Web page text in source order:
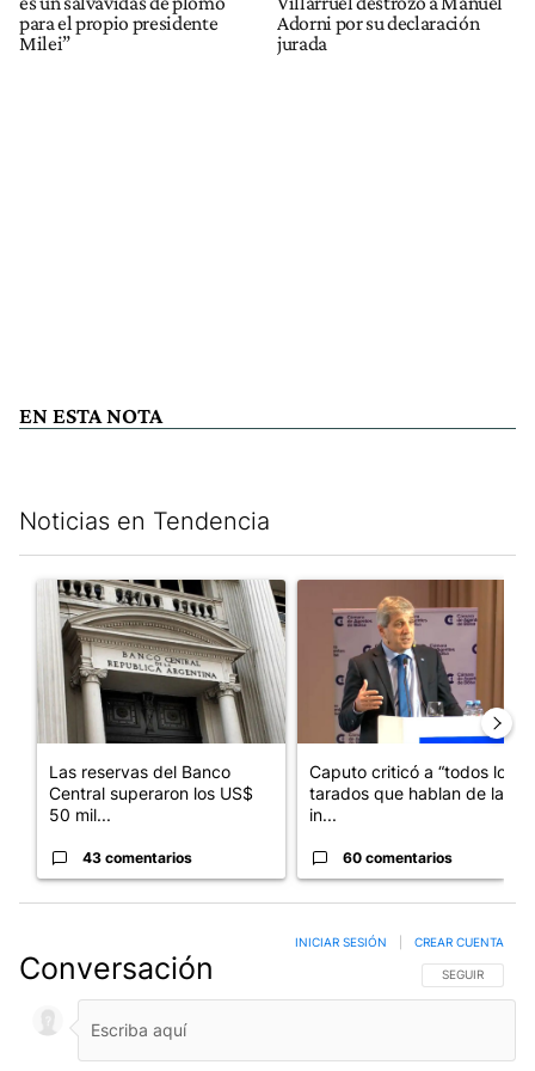
para el propio presidente
Milei”
Adorni por su declaración
jurada
EN ESTA NOTA
Noticias en Tendencia
Un artículo de tendencia con el título "Las reservas del Banco
Las reservas del Banco
Central superaron los US$
50 mil...
43 comentarios
Caputo criticó a “todos los
tarados que hablan de la
in...
60 comentarios
Conversación SIGA ESTA
SEGUIR
INICIAR SESIÓN CREAR CUENTA